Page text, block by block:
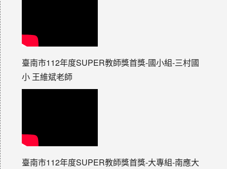
臺南市112年度SUPER教師獎首獎-國小組-三村國
小 王維斌老師
臺南市112年度SUPER教師獎首獎-大專組-南應大